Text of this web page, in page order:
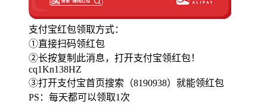
支付宝红包领取方式：
①直接扫码领红包
②长按复制此消息，打开支付宝领红包！
cq1Kn138HZ
③打开支付宝首页搜索（8190938）就能领红包
PS：每天都可以领取1次